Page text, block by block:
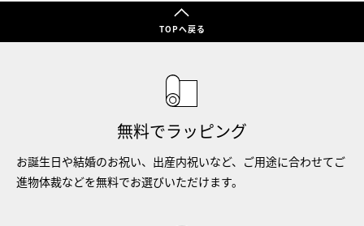
TOPへ戻る
無料でラッピング
お誕生日や結婚のお祝い、出産内祝いなど、ご用途に合わせてご
進物体裁などを無料でお選びいただけます。